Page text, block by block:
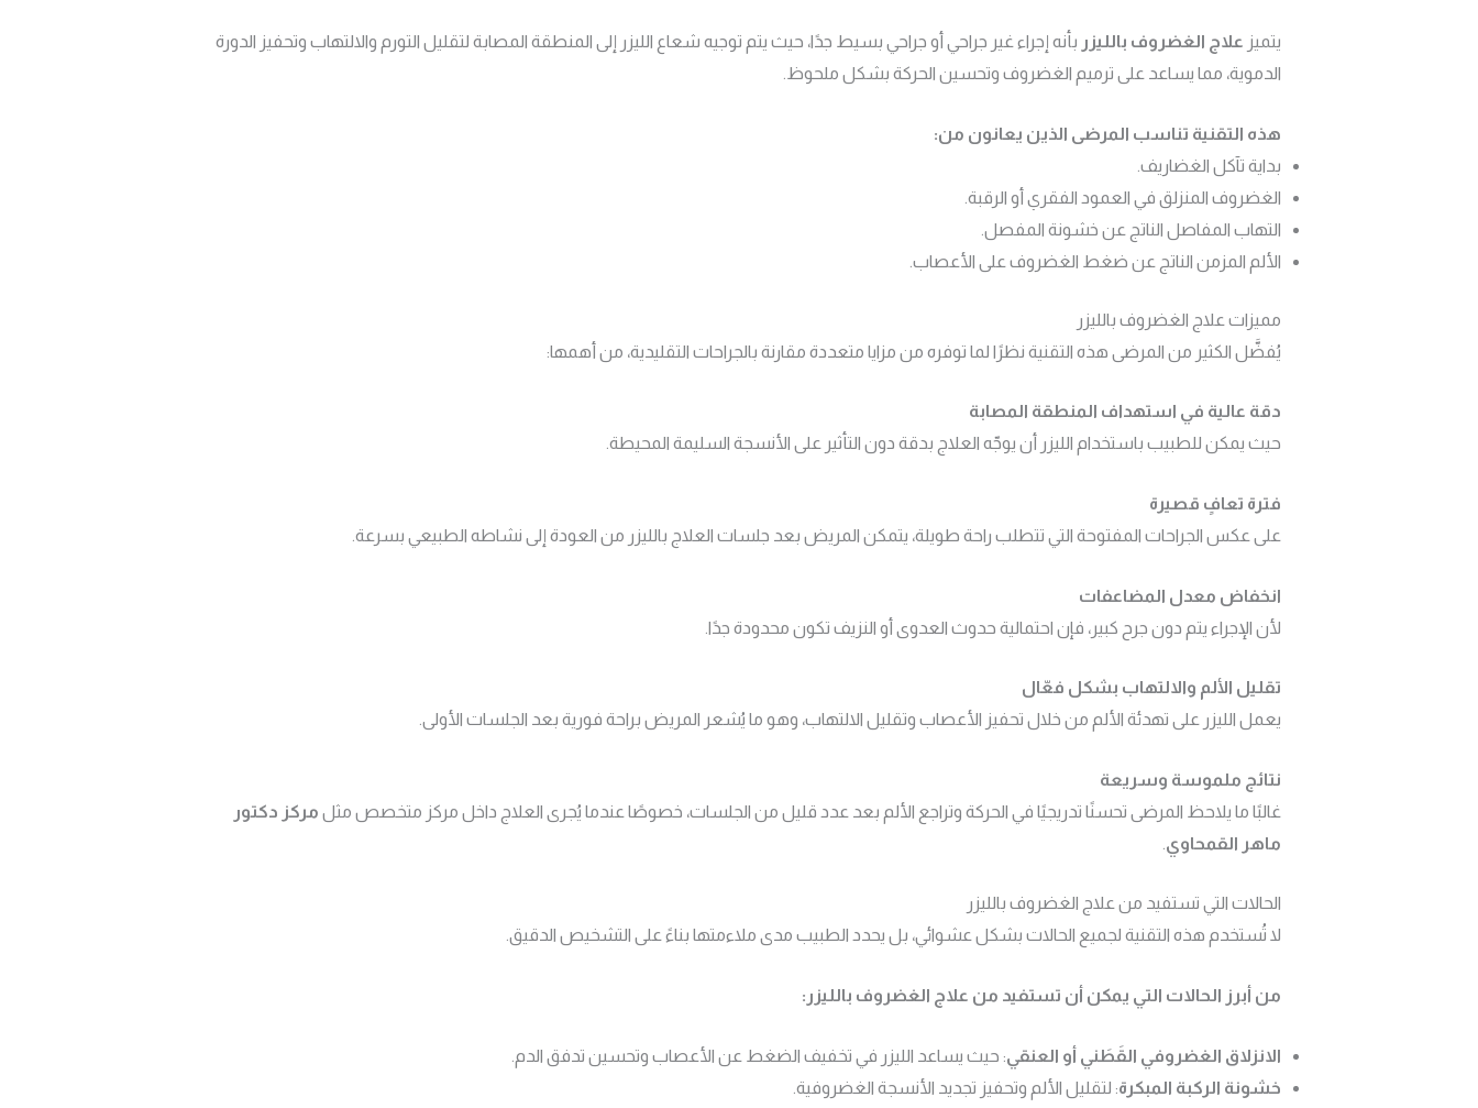
يتميز علاج الغضروف بالليزر بأنه إجراء غير جراحي أو جراحي بسيط جدًا، حيث يتم توجيه شعاع الليزر إلى المنطقة المصابة لتقليل التورم والالتهاب وتحفيز الدورة
الدموية، مما يساعد على ترميم الغضروف وتحسين الحركة بشكل ملحوظ.
هذه التقنية تناسب المرضى الذين يعانون من:
بداية تآكل الغضاريف.
الغضروف المنزلق في العمود الفقري أو الرقبة.
التهاب المفاصل الناتج عن خشونة المفصل.
الألم المزمن الناتج عن ضغط الغضروف على الأعصاب.
مميزات علاج الغضروف بالليزر
يُفضَّل الكثير من المرضى هذه التقنية نظرًا لما توفره من مزايا متعددة مقارنة بالجراحات التقليدية، من أهمها:
دقة عالية في استهداف المنطقة المصابة
حيث يمكن للطبيب باستخدام الليزر أن يوجّه العلاج بدقة دون التأثير على الأنسجة السليمة المحيطة.
فترة تعافٍ قصيرة
على عكس الجراحات المفتوحة التي تتطلب راحة طويلة، يتمكن المريض بعد جلسات العلاج بالليزر من العودة إلى نشاطه الطبيعي بسرعة.
انخفاض معدل المضاعفات
لأن الإجراء يتم دون جرح كبير، فإن احتمالية حدوث العدوى أو النزيف تكون محدودة جدًا.
تقليل الألم والالتهاب بشكل فعّال
يعمل الليزر على تهدئة الألم من خلال تحفيز الأعصاب وتقليل الالتهاب، وهو ما يُشعر المريض براحة فورية بعد الجلسات الأولى.
نتائج ملموسة وسريعة
غالبًا ما يلاحظ المرضى تحسنًا تدريجيًا في الحركة وتراجع الألم بعد عدد قليل من الجلسات، خصوصًا عندما يُجرى العلاج داخل مركز متخصص مثل مركز دكتور
ماهر القمحاوي
الحالات التي تستفيد من علاج الغضروف بالليزر
لا تُستخدم هذه التقنية لجميع الحالات بشكل عشوائي، بل يحدد الطبيب مدى ملاءمتها بناءً على التشخيص الدقيق.
من أبرز الحالات التي يمكن أن تستفيد من علاج الغضروف بالليزر:
الانزلاق الغضروفي القَطَني أو العنقي: حيث يساعد الليزر في تخفيف الضغط عن الأعصاب وتحسين تدفق الدم.
خشونة الركبة المبكرة: لتقليل الألم وتحفيز تجديد الأنسجة الغضروفية.